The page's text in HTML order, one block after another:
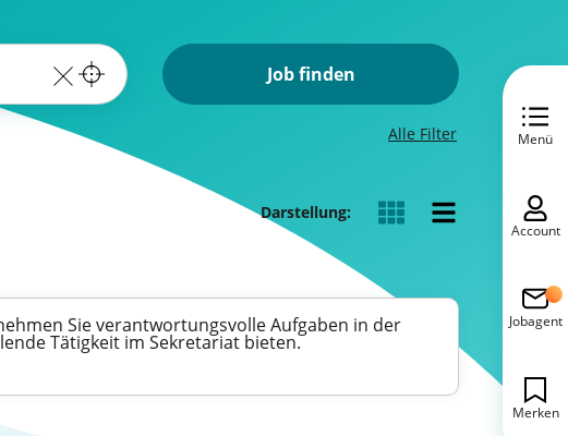
Job finden
Alle Filter
Darstellung:
Sie verantwortungsvolle Aufgaben in der
Tätigkeit im Sekretariat bieten.
Menü
Account
Jobagent
Merken